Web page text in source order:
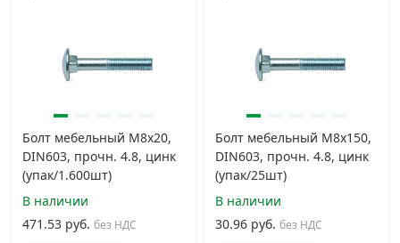
Комплекты и наборы крепежа ›
Кронштейны и крюки хозяйственные
Метрический крепеж
Электро и бензоинструмент, оборудование
Болт мебельный М8х20,
DIN603, прочн. 4.8, цинк
(упак/1.600шт)
В наличии
471.53 руб. без НДС
Болт мебельный М8х150,
DIN603, прочн. 4.8, цинк
(упак/25шт)
В наличии
30.96 руб. без НДС